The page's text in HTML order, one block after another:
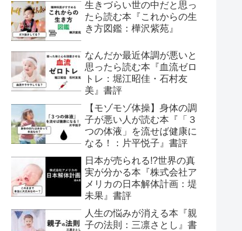
生きづらい世の中だと思っ
たら読む本『これからの生
き方図鑑：樺沢紫苑』
なんだか最近体調が悪いと
思ったら読む本『血流ゼロ
トレ：堀江昭佳・石村友
美』書評
【モゾモゾ体操】身体の調
子が悪い人が読む本『「３
つの体液」を流せば健康に
なる！：片平悦子』書評
日本が売られる!?世界の真
実が分かる本『株式会社ア
メリカの日本解体計画：堤
未果』書評
人生の悩みが消える本『親
子の法則：三凛さとし』書